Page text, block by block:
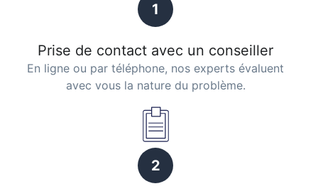
1
Prise de contact avec un conseiller
En ligne ou par téléphone, nos experts évaluent
avec vous la nature du problème.
2